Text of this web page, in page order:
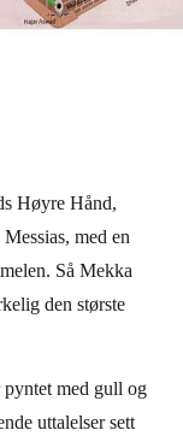
Høyre Hånd,
med en
Så Mekka
den største
med gull og
uttalelser sett